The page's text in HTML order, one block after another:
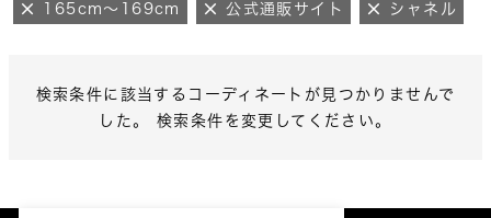
165cm～169cm 公式通販サイト シャネル
検索条件に該当するコーディネートが見つかりませんで
した。 検索条件を変更してください。